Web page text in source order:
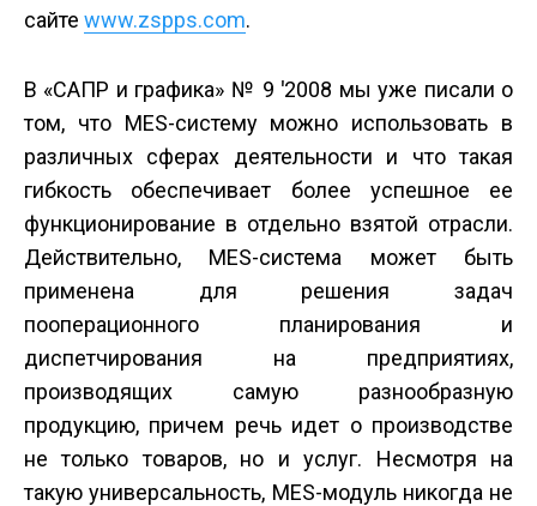
сайте www.zspps.com.
В «САПР и графика» № 9 '2008 мы уже писали о
том, что MES-систему можно использовать в
различных сферах деятельности и что такая
гибкость обеспечивает более успешное ее
функционирование в отдельно взятой отрасли.
Действительно, MES-система может быть
применена для решения задач
пооперационного планирования и
диспетчирования на предприятиях,
производящих самую разнообразную
продукцию, причем речь идет о производстве
не только товаров, но и услуг. Несмотря на
такую универсальность, MES-модуль никогда не